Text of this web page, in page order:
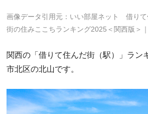
画像データ引用元：いい部屋ネット 借り
街の住みここちランキング2025＜関西版＞
関西の「借りて住んだ街（駅）」ラン
市北区の北山です。